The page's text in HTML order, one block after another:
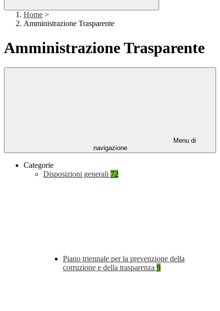
Home >
Amministrazione Trasparente
Amministrazione Trasparente
Menu di
navigazione
Categorie
Disposizioni generali 72
Piano triennale per la prevenzione della
corruzione e della trasparenza 9